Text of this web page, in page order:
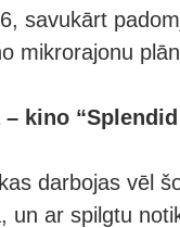
savukārt
mikrorajonu
kino “Splendid
darbojas vēl
un ar spilgtu